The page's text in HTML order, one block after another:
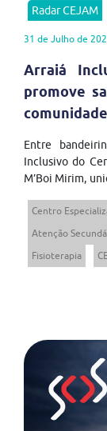
Radar CEJAM
31 de Julho de
Arraiá
promove
comunidade
Entre
Inclusivo do
M’Boi Mirim,
Centro
Atenção
Fisioterapia